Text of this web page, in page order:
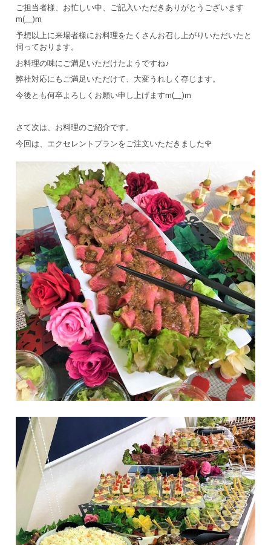
ご担当者様、お忙しい中、ご記入いただきありがとうございます
m(__)m
予想以上に来場者様にお料理をたくさんお召し上がりいただいたと
伺っております。
お料理の味にご満足いただけたようですね♪
弊社対応にもご満足いただけて、大変うれしく存じます。
今後とも何卒よろしくお願い申し上げますm(__)m
さて次は、お料理のご紹介です。
今回は、エクセレントプランをご注文いただきました🌹